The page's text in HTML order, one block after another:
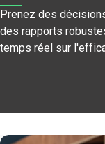
Prenez des
des rapports
temps réel sur